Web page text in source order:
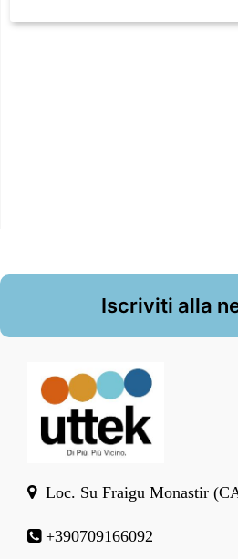
Iscriviti alla
Loc. Su Fraigu Monastir
+390709166092